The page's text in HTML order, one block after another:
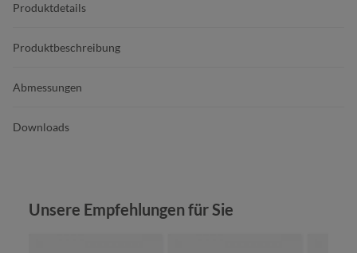
Produktdetails
Produktbeschreibung
Abmessungen
Downloads
Produktgalerie überspringen
Unsere Empfehlungen für Sie